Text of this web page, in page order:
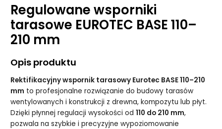
Regulowane wsporniki
tarasowe EUROTEC BASE 110–
210 mm
Opis produktu
Rektifikacyjny wspornik tarasowy Eurotec BASE 110–210
mm to profesjonalne rozwiązanie do budowy tarasów
wentylowanych i konstrukcji z drewna, kompozytu lub płyt.
Dzięki płynnej regulacji wysokości od110 do 210 mm,
pozwala na szybkie i precyzyjne wypoziomowanie